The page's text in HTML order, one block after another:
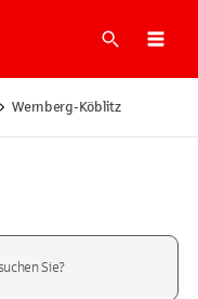
Suche
Wernberg-Köblitz